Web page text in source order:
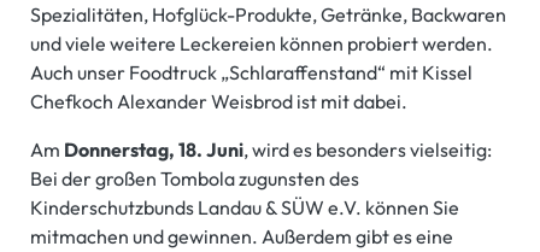
Spezialitäten, Hofglück-Produkte, Getränke, Backwaren
und viele weitere Leckereien können probiert werden.
Auch unser Foodtruck „Schlaraffenstand“ mit Kissel
Chefkoch Alexander Weisbrod ist mit dabei.
Am Donnerstag, 18. Juni, wird es besonders vielseitig:
Bei der großen Tombola zugunsten des
Kinderschutzbunds Landau & SÜW e.V. können Sie
mitmachen und gewinnen. Außerdem gibt es eine